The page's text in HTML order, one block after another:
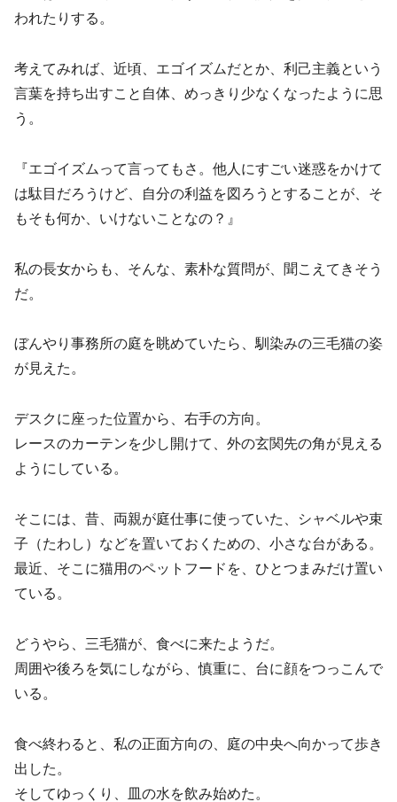
われたりする。
考えてみれば、近頃、エゴイズムだとか、利己主義という
言葉を持ち出すこと自体、めっきり少なくなったように思
う。
『エゴイズムって言ってもさ。他人にすごい迷惑をかけて
は駄目だろうけど、自分の利益を図ろうとすることが、そ
もそも何か、いけないことなの？』
私の長女からも、そんな、素朴な質問が、聞こえてきそう
だ。
ぼんやり事務所の庭を眺めていたら、馴染みの三毛猫の姿
が見えた。
デスクに座った位置から、右手の方向。
レースのカーテンを少し開けて、外の玄関先の角が見える
ようにしている。
そこには、昔、両親が庭仕事に使っていた、シャベルや束
子（たわし）などを置いておくための、小さな台がある。
最近、そこに猫用のペットフードを、ひとつまみだけ置い
ている。
どうやら、三毛猫が、食べに来たようだ。
周囲や後ろを気にしながら、慎重に、台に顔をつっこんで
いる。
食べ終わると、私の正面方向の、庭の中央へ向かって歩き
出した。
そしてゆっくり、皿の水を飲み始めた。